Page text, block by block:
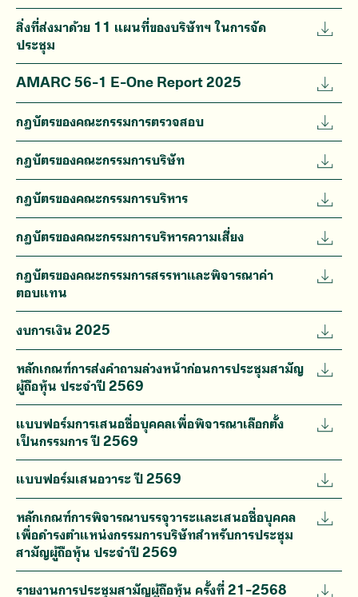
สิ่งที่ส่งมาด้วย 11 แผนที่ของบริษัทฯ ในการจัด
ประชุม
AMARC 56-1 E-One Report 2025
กฎบัตรของคณะกรรมการตรวจสอบ
กฎบัตรของคณะกรรมการบริษัท
กฎบัตรของคณะกรรมการบริหาร
กฎบัตรของคณะกรรมการบริหารความเสี่ยง
กฎบัตรของคณะกรรมการสรรหาและพิจารณาค่า
ตอบแทน
งบการเงิน 2025
หลักเกณฑ์การส่งคำถามล่วงหน้าก่อนการประชุมสามัญ
ผู้ถือหุ้น ประจำปี 2569
แบบฟอร์มการเสนอชื่อบุคคลเพื่อพิจารณาเลือกตั้ง
เป็นกรรมการ ปี 2569
แบบฟอร์มเสนอวาระ ปี 2569
หลักเกณฑ์การพิจารณาบรรจุวาระและเสนอชื่อบุคคล
เพื่อดำรงตำแหน่งกรรมการบริษัทสำหรับการประชุม
สามัญผู้ถือหุ้น ประจำปี 2569
รายงานการประชุมสามัญผู้ถือหุ้น ครั้งที่ 21-2568